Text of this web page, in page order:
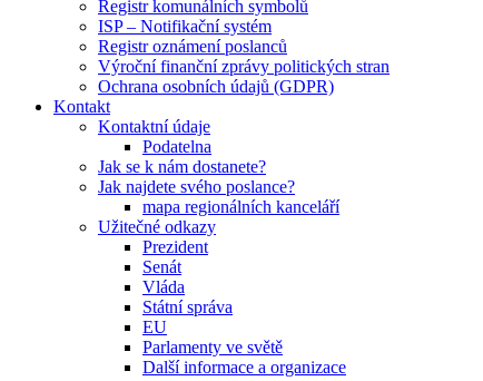
Registr komunálních symbolů
ISP – Notifikační systém
Registr oznámení poslanců
Výroční finanční zprávy politických stran
Ochrana osobních údajů (GDPR)
Kontakt
Kontaktní údaje
Podatelna
Jak se k nám dostanete?
Jak najdete svého poslance?
mapa regionálních kanceláří
Užitečné odkazy
Prezident
Senát
Vláda
Státní správa
EU
Parlamenty ve světě
Další informace a organizace